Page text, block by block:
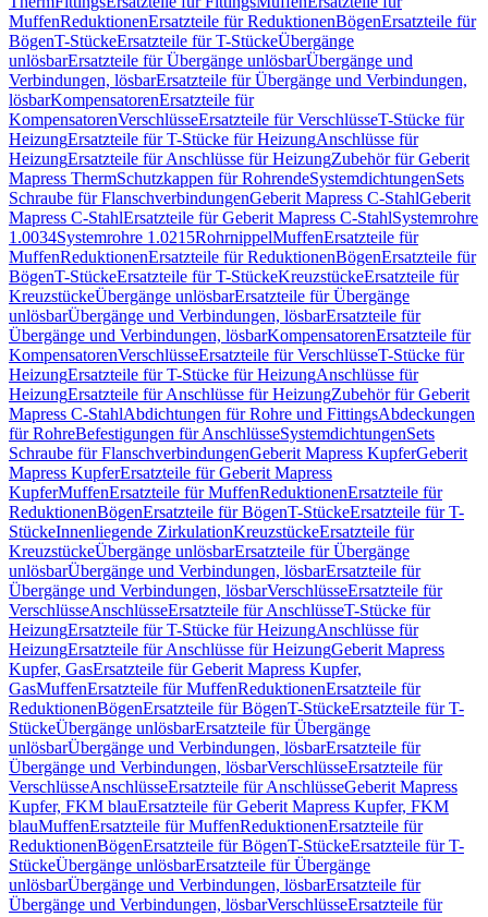
MuffenReduktionenErsatzteile für ReduktionenBögenErsatzteile für
BögenT-StückeErsatzteile für T-StückeÜbergänge
unlösbarErsatzteile für Übergänge unlösbarÜbergänge und
Verbindungen, lösbarErsatzteile für Übergänge und Verbindungen,
lösbarKompensatorenErsatzteile für
KompensatorenVerschlüsseErsatzteile für VerschlüsseT-Stücke für
HeizungErsatzteile für T-Stücke für HeizungAnschlüsse für
HeizungErsatzteile für Anschlüsse für HeizungZubehör für Geberit
Mapress ThermSchutzkappen für RohrendeSystemdichtungenSets
Schraube für FlanschverbindungenGeberit Mapress C-StahlGeberit
Mapress C-StahlErsatzteile für Geberit Mapress C-StahlSystemrohre
1.0034Systemrohre 1.0215RohrnippelMuffenErsatzteile für
MuffenReduktionenErsatzteile für ReduktionenBögenErsatzteile für
BögenT-StückeErsatzteile für T-StückeKreuzstückeErsatzteile für
KreuzstückeÜbergänge unlösbarErsatzteile für Übergänge
unlösbarÜbergänge und Verbindungen, lösbarErsatzteile für
Übergänge und Verbindungen, lösbarKompensatorenErsatzteile für
KompensatorenVerschlüsseErsatzteile für VerschlüsseT-Stücke für
HeizungErsatzteile für T-Stücke für HeizungAnschlüsse für
HeizungErsatzteile für Anschlüsse für HeizungZubehör für Geberit
Mapress C-StahlAbdichtungen für Rohre und FittingsAbdeckungen
für RohreBefestigungen für AnschlüsseSystemdichtungenSets
Schraube für FlanschverbindungenGeberit Mapress KupferGeberit
Mapress KupferErsatzteile für Geberit Mapress
KupferMuffenErsatzteile für MuffenReduktionenErsatzteile für
ReduktionenBögenErsatzteile für BögenT-StückeErsatzteile für T-
StückeInnenliegende ZirkulationKreuzstückeErsatzteile für
KreuzstückeÜbergänge unlösbarErsatzteile für Übergänge
unlösbarÜbergänge und Verbindungen, lösbarErsatzteile für
Übergänge und Verbindungen, lösbarVerschlüsseErsatzteile für
VerschlüsseAnschlüsseErsatzteile für AnschlüsseT-Stücke für
HeizungErsatzteile für T-Stücke für HeizungAnschlüsse für
HeizungErsatzteile für Anschlüsse für HeizungGeberit Mapress
Kupfer, GasErsatzteile für Geberit Mapress Kupfer,
GasMuffenErsatzteile für MuffenReduktionenErsatzteile für
ReduktionenBögenErsatzteile für BögenT-StückeErsatzteile für T-
StückeÜbergänge unlösbarErsatzteile für Übergänge
unlösbarÜbergänge und Verbindungen, lösbarErsatzteile für
Übergänge und Verbindungen, lösbarVerschlüsseErsatzteile für
VerschlüsseAnschlüsseErsatzteile für AnschlüsseGeberit Mapress
Kupfer, FKM blauErsatzteile für Geberit Mapress Kupfer, FKM
blauMuffenErsatzteile für MuffenReduktionenErsatzteile für
ReduktionenBögenErsatzteile für BögenT-StückeErsatzteile für T-
StückeÜbergänge unlösbarErsatzteile für Übergänge
unlösbarÜbergänge und Verbindungen, lösbarErsatzteile für
Übergänge und Verbindungen, lösbarVerschlüsseErsatzteile für